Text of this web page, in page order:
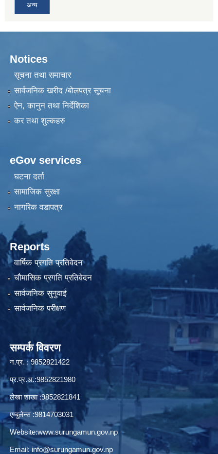
अन्य
Notices
सूचना तथा समाचार
सार्वजनिक खरीद /बोलपत्र सूचना
ऐन, कानुन तथा निर्देशिका
कर तथा शुल्कहरु
eGov services
घटना दर्ता
सामाजिक सुरक्षा
नागरिक वडापत्र
Reports
वार्षिक प्रगति प्रतिवेदन
चौमासिक प्रगति प्रतिवेदन
सार्वजनिक सुनुवाई
सार्वजनिक परीक्षण
सम्पर्क विवरण
न.प्र. : 9852821422
प्र.प्र.अ.:9852821980
लेखा शाखा :9852821841
एम्बुलेन्स :9814703031
Website:www.surungamun.gov.np
Email: info@surungamun.gov.np